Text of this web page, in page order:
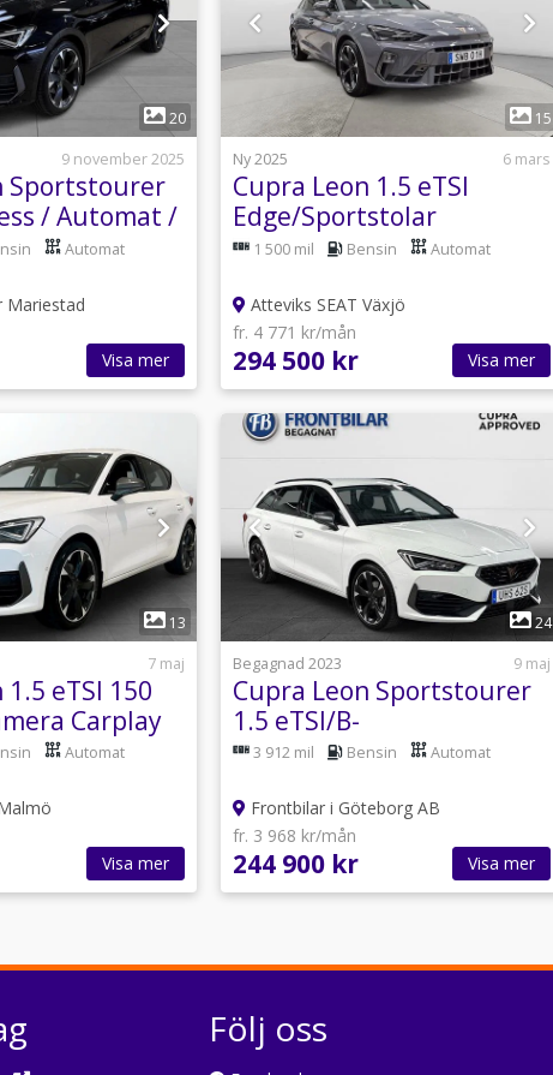
1
20
9 november 2025
Sportstourer
/ Automat /
Automat
Mariestad
Visa mer
1
15
Ny 2025
6 mars
Cupra Leon 1.5 eTSI
Edge/Sportstolar
1 500 mil Bensin Automat
Atteviks SEAT Växjö
fr. 4 771 kr/mån
294 500 kr Visa mer
1
13
7 maj
eTSI 150
Carplay
Automat
Visa mer
1
24
Begagnad 2023
9 maj
Cupra Leon Sportstourer
1.5 eTSI/B-
kamera/Farthållare/Full
3 912 mil Bensin Automat
Frontbilar i Göteborg AB
fr. 3 968 kr/mån
244 900 kr Visa mer
Följ oss